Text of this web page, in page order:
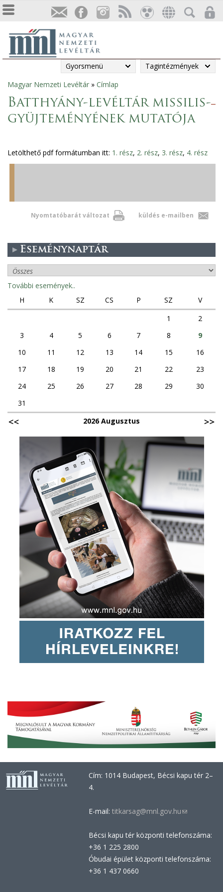
Gyorsmenü Tagintézmények
Jelenlegi
hely
Magyar Nemzeti Levéltár » Címlap
Batthyány-levéltár missilis-
gyüjteményének mutatója
Letölthető pdf formátumban itt: 1. rész, 2. rész, 3. rész, 4. rész
Nyomtatóbarát változat küldés e-mailben
Eseménynaptár
További események..
H
K SZ CS P SZ
V
1
2
3
4 5 6 7 8
9
10
11 12 13 14 15
16
17
18 19 20 21 22
23
24
25 26 27 28 29
30
31
2026 Augusztus
Cím: 1014 Budapest, Bécsi kapu tér 2–
4.
E-mail: titkarsag@mnl.gov.hu(link
e-
Bécsi kapu tér központi telefonszáma:
+36 1 225 2800
Óbudai épület központi telefonszáma:
+36 1 437 0660